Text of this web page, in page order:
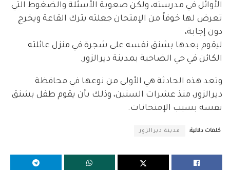
الأوائل في مدرسته، ولكن صعوبة الأسئلة والضغوط التي
تعرض لها خوفاً من الإمتحان جعلته يترك القاعة ويخرج
دون إجابة،
ليقوم بعدها بشنق نفسه على شجرة في منزل عائلته
الكائن في حي الضاحية بمدينة ديرالزور.
وتعد هذه الحادثة هي الأولى من نوعها في محافظة
ديرالزور، منذ عشرات السنين، وذلك بأن يقوم طفل بشنق
نفسه بسبب الإمتحانات.
كلمات دلالية: مدينة ديرالزور